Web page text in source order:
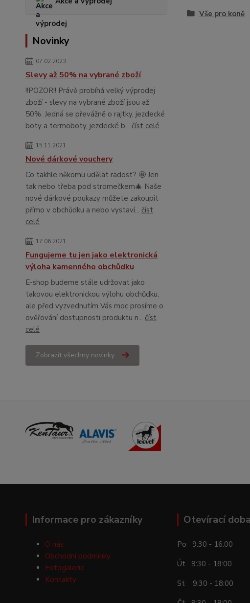
Novinky
07.02.2023
Slevy až 50% na vybrané zboží
!!POZOR!! Právě probíhá velký výprodej
zboží - slevy na vybrané zboží jsou až
50%. Jedná se převážně o rajtky, jezdecké
boty a termoboty, jezdecké b... číst celé
15.11.2021
Nové dárkové vouchery
Co takhle někomu udělat radost? 🤩 Jen
tak nebo třeba pod stromečkem🎄 Naše
nové dárkové poukazy můžete zakoupit
přímo v obchůdku a nebo vystaví... číst
celé
17.06.2021
Fungujeme tu jen jako elektronická
výloha kamenného obchůdku
E-shop budeme stále udržovat jako
takovou elektronickou výlohu obchůdku,
ale před vyzvednutím Vás moc prosíme o
ověřování dostupnosti produktu n... číst
celé
Zobrazit všechny novinky
Vše pro koně
Informace pro zákazníky
O nás
Obchodní podmínky
Fotogalerie
Kontakty
Otevírací doba
Po 9:30 - 16:00
Út 9:30 - 18:00
St 9:30 - 18:00